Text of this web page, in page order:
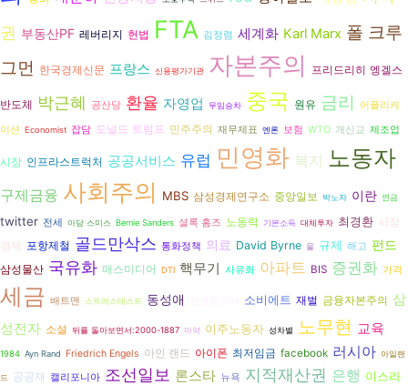
권 부동산PF 레버리지 헌법 FTA 김정렴 세계화 Karl Marx 폴 크루
그먼
한국경제신문 프랑스 신용평가기관 자본주의 프리드리히 엥겔스
반도체 박근혜 공산당 환율 자영업 무임승차 중국 원유 금리 어플리케
이션 Economist 잡담 도널드 트럼프 민주주의 재무제표 엔론 보험 WTO 개신교 제조업
시장 인프라스트럭처 공공서비스 유럽 민영화 복지 노동자
구제금융 사회주의 MBS 삼성경제연구소 중앙일보 박노자 이란 연금
twitter 전세 아담 스미스 Bernie Sanders 셜록 홈즈 노동력 기본소득 대체투자 최경환 시장
경제
포항제철 골드만삭스 통화정책 의료 David Byrne 물 규제 해고 펀드
삼성물산 국유화 매스미디어 DTI 핵무기 사유화 아파트 BIS 증권화 가격
세금 배트맨 스트레스테스트 동성애 소비에트 재벌 금융자본주의 삼
성전자 소설 뒤를 돌아보면서:2000-1887 마약 이주노동자 성차별 노무현 교육
1984 Ayn Rand Friedrich Engels 아인 랜드 아이폰 최저임금 facebook 러시아 아일랜
드 공공재 캘리포니아 조선일보 론스타 뉴욕 지적재산권 은행 이스라